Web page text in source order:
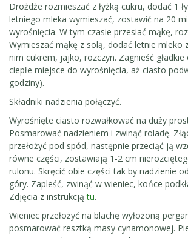
Drożdże rozmieszać z łyżką cukru, dodać 1
letniego mleka wymieszać, zostawić na 20
wyrośnięcia. W tym czasie przesiać mąkę,
Wymieszać mąkę z solą, dodać letnie mleko
nim cukrem, jajko, rozczyn. Zagnieść
ciepłe miejsce do wyrośnięcia, aż ciasto
godziny).
Składniki nadzienia połączyć.
Wyrośnięte ciasto rozwałkować na duży
Posmarować nadzieniem i zwinąć roladę.
przełożyć pod spód, następnie przeciąć ją
równe części, zostawiają 1-2 cm
rulonu. Skręcić obie części tak by nadzienie
góry. Zapleść, zwinąć w wieniec, końce
Zdjęcia z instrukcjątu.
Wieniec przełożyć na blachę wyłożoną
posmarować resztką masy cynamonowej.